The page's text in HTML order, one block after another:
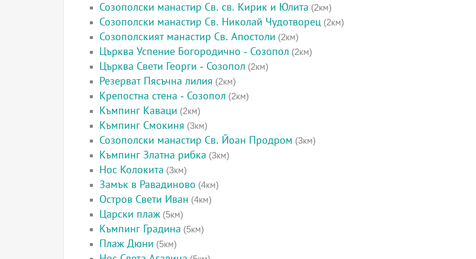
Созополски манастир Св. св. Кирик и Юлита (2км)
Созополски манастир Св. Николай Чудотворец (2км)
Созополският манастир Св. Апостоли (2км)
Църква Успение Богородично - Созопол (2км)
Църква Свети Георги - Созопол (2км)
Резерват Пясъчна лилия (2км)
Крепостна стена - Созопол (2км)
Къмпинг Каваци (2км)
Къмпинг Смокиня (3км)
Созополски манастир Св. Йоан Продром (3км)
Къмпинг Златна рибка (3км)
Нос Колокита (3км)
Замък в Равадиново (4км)
Остров Свети Иван (4км)
Царски плаж (5км)
Къмпинг Градина (5км)
Плаж Дюни (5км)